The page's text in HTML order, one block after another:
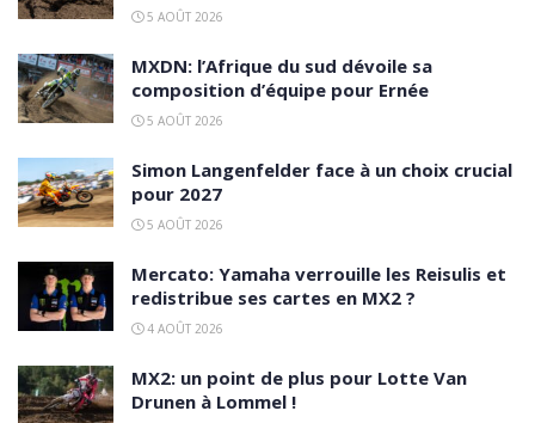
5 AOÛT 2026
MXDN: l’Afrique du sud dévoile sa
composition d’équipe pour Ernée
5 AOÛT 2026
Simon Langenfelder face à un choix crucial
pour 2027
5 AOÛT 2026
Mercato: Yamaha verrouille les Reisulis et
redistribue ses cartes en MX2 ?
4 AOÛT 2026
MX2: un point de plus pour Lotte Van
Drunen à Lommel !